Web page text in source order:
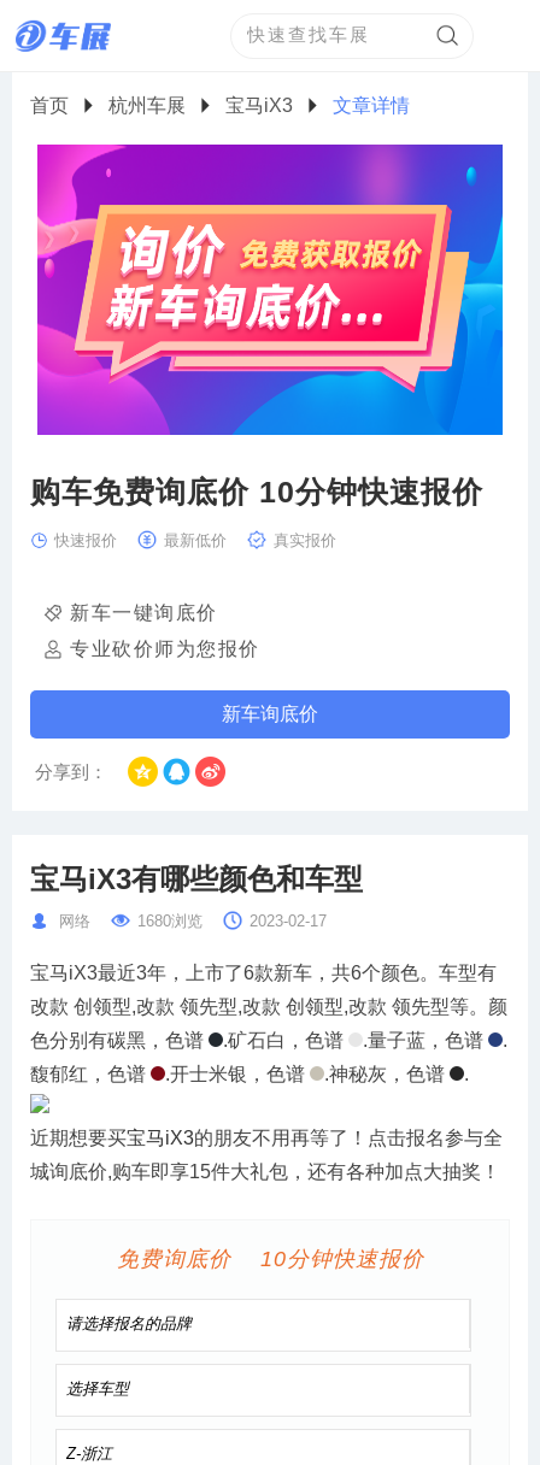
首页 杭州车展 宝马iX3 文章详情
购车免费询底价 10分钟快速报价
快速报价 最新低价 真实报价
新车一键询底价
专业砍价师为您报价
新车询底价
分享到：
宝马iX3有哪些颜色和车型
网络 1680浏览 2023-02-17
宝马iX3最近3年，上市了6款新车，共6个颜色。车型有
改款 创领型,改款 领先型,改款 创领型,改款 领先型等。颜
色分别有碳黑，色谱
.矿石白，色谱 .量子蓝，色谱
.
馥郁红，色谱
.开士米银，色谱 .神秘灰，色谱 .
近期想要买宝马iX3的朋友不用再等了！点击报名参与全
城询底价,购车即享15件大礼包，还有各种加点大抽奖！
免费询底价 10分钟快速报价